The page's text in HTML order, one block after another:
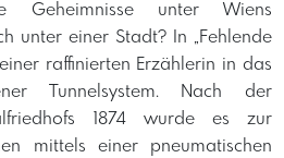
Geheimnisse unter Wiens
unter einer Stadt? In „Fehlende
raffinierten Erzählerin in das
Tunnelsystem. Nach der
1874 wurde es zur
mittels einer pneumatischen